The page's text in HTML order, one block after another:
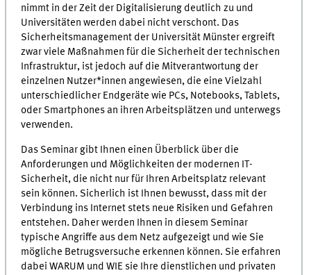
nimmt in der Zeit der Digitalisierung deutlich zu und
Universitäten werden dabei nicht verschont. Das
Sicherheitsmanagement der Universität Münster ergreift
zwar viele Maßnahmen für die Sicherheit der technischen
Infrastruktur, ist jedoch auf die Mitverantwortung der
einzelnen Nutzer*innen angewiesen, die eine Vielzahl
unterschiedlicher Endgeräte wie PCs, Notebooks, Tablets,
oder Smartphones an ihren Arbeitsplätzen und unterwegs
verwenden.
Das Seminar gibt Ihnen einen Überblick über die
Anforderungen und Möglichkeiten der modernen IT-
Sicherheit, die nicht nur für Ihren Arbeitsplatz relevant
sein können. Sicherlich ist Ihnen bewusst, dass mit der
Verbindung ins Internet stets neue Risiken und Gefahren
entstehen. Daher werden Ihnen in diesem Seminar
typische Angriffe aus dem Netz aufgezeigt und wie Sie
mögliche Betrugsversuche erkennen können. Sie erfahren
dabei WARUM und WIE sie Ihre dienstlichen und privaten